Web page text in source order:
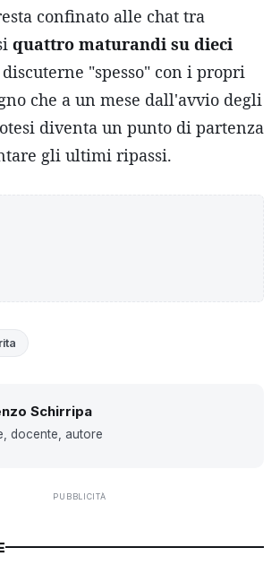
confinato alle chat tra
quattro maturandi su dieci
"spesso" con i propri
che a un mese dall'avvio degli
diventa un punto di partenza
gli ultimi ripassi.
Schirripa
docente, autore
PUBBLICITÀ